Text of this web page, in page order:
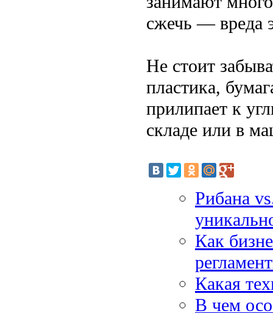
сжечь — вреда
Не стоит
пластика,
прилипает к
складе или в
Рибана
Как
Какая
В чем